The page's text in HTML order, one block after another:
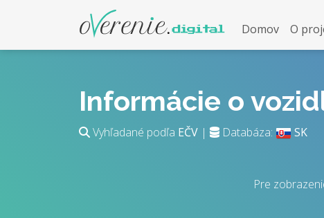
Domov O
Informácie o
Vyhľadané podľa EČV | Databáza: SK
Pre